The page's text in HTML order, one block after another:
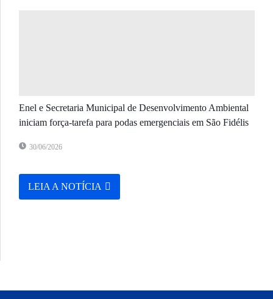
Enel e Secretaria Municipal de Desenvolvimento Ambiental
iniciam força-tarefa para podas emergenciais em São Fidélis
30/06/2026
LEIA A NOTÍCIA